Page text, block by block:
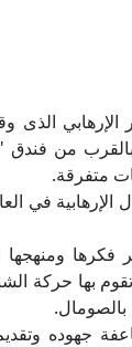
الإرهابي
بالقرب من
الإرهابية في
فكرها
بها حركة
بالصومال.
جهوده